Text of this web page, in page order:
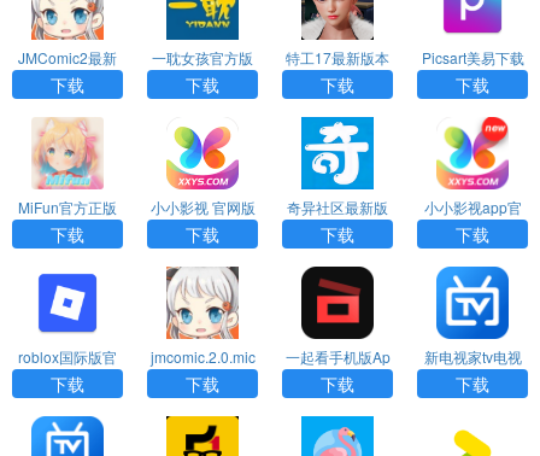
JMComic2最新
安装包
下载
一耽女孩官方版
下载漫画安装
下载
特工17最新版本
24.8下载
下载
Picsart美易下载
正版免费中文版
下载
MiFun官方正版
下载
小小影视 官网版
下载2026
下载
奇异社区最新版
本
下载
小小影视app官
方版下载
下载
roblox国际版官
网版入口
下载
jmcomic.2.0.mic
传送门1.7.2
下载
一起看手机版Ap
p下载安装免费版
下载
新电视家tv电视
直播最新版
下载